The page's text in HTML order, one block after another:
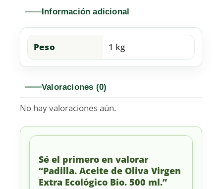
Información adicional
Peso 1 kg
Valoraciones (0)
No hay valoraciones aún.
Sé el primero en valorar
“Padilla. Aceite de Oliva Virgen
Extra Ecológico Bio. 500 ml.”